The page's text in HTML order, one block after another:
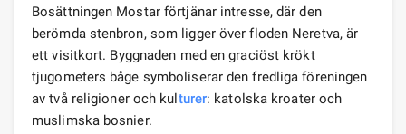
Bosättningen Mostar förtjänar intresse, där den
berömda stenbron, som ligger över floden Neretva, är
ett visitkort. Byggnaden med en graciöst krökt
tjugometers båge symboliserar den fredliga föreningen
av två religioner och kulturer: katolska kroater och
muslimska bosnier.